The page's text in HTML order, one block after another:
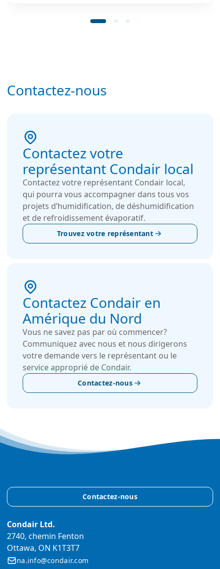
fabrication, de peinture et de revêtement des
Contactez-nous
Contactez votre
représentant Condair local
Contactez votre représentant Condair local,
qui pourra vous accompagner dans tous vos
projets d’humidification, de déshumidification
et de refroidissement évaporatif.
Trouvez votre représentant
Contactez Condair en
Amérique du Nord
Vous ne savez pas par où commencer?
Communiquez avec nous et nous dirigerons
votre demande vers le représentant ou le
service approprié de Condair.
Contactez-nous
Contactez-nous
Condair Ltd.
2740, chemin Fenton
Ottawa, ON K1T3T7
na.info@condair.com